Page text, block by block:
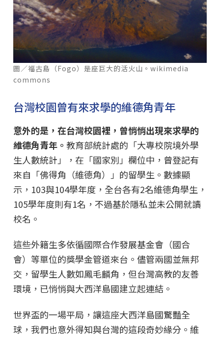
圖／福古島（Fogo）是座巨大的活火山。wikimedia
commons
台灣校園曾有來求學的維德角青年
意外的是，在台灣校園裡，曾悄悄出現來求學的
維德角青年。 教育部統計處的「大專校院境外學
生人數統計」，在「國家別」欄位中，曾登記有
來自「佛得角（維德角）」的留學生。數據顯
示，103與104學年度，全台各有2名維德角學生，
105學年度則有1名，不過基於隱私並未公開就讀
校名。
這些外籍生多依循國際合作發展基金會（國合
會）等單位的獎學金管道來台。儘管兩國並無邦
交，留學生人數如鳳毛麟角，但台灣高教的友善
環境，已悄悄與大西洋島國建立起連結。
世界盃的一場平局，讓這座大西洋島國驚豔全
球，我們也意外得知與台灣的這段奇妙緣分。維